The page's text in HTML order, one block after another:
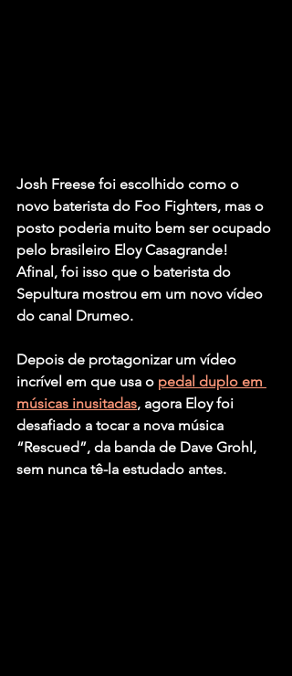
Josh Freese foi escolhido como o
novo baterista do Foo Fighters, mas o
posto poderia muito bem ser ocupado
pelo brasileiro Eloy Casagrande!
Afinal, foi isso que o baterista do
Sepultura mostrou em um novo vídeo
do canal Drumeo.
Depois de protagonizar um vídeo
incrível em que usa o pedal duplo em
músicas inusitadas, agora Eloy foi
desafiado a tocar a nova música
“Rescued”, da banda de Dave Grohl ,
sem nunca tê-la estudado antes.